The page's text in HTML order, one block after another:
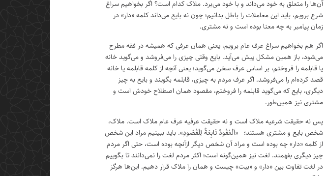
آن‌ها را متعلق به خود می‌داند و با خود می‌برد. ملاک کدام است؟ اگر بخواهیم سراغ
شرع برویم، باید این معاملات را باطل بدانیم؛ چون نه بایع می‌داند کلمه «دار» در
زمان پیامبر به چه معنا بوده است و نه مشتری.
اگر هم بخواهیم سراغ عرف عام برویم، یعنی همان عرفی که همیشه در فقه مطرح
می‌شود، باز همین مشکل پیش می‌آید. بایع وقتی چیزی را می‌فروشد و می‌گوید خانه
یا قابلمه را فروختم، بر اساس عرف سخن می‌گوید؛ یعنی آنچه از کلمه قابلمه یا خانه
قصد کرده‌ام را می‌فروشد. اگر عرف مردم به چیزی، قابلمه بگویند و بایع به چیز
دیگری، بایع که می‌گوید قابلمه را فروختم، مقصود همان اصطلاح خودش است و
مشتری نیز همین‌طور.
پس نه حقیقت شرعیه ملاک است و نه حقیقت عرفیه عرف عام ملاک است. ملاک،
شخص بایع و مشتری هستند؛ «اَلْعُقُودُ تَابِعَةٌ لِلْقُصُودِ». باید ببینیم مراد این شخص
از کلمه «دار» چه بوده است و مراد آن شخص دیگر ازآنچه بوده است، حتی اگر مردم
چیز دیگری بفهمند. لغت نیز همین‌گونه است؛ اکثر مردم لغت را نمی‌دانند تا بگوییم
در لغت تفاوت بین «دار» و «بیت» چیست و همان را ملاک قرار دهیم. این‌ها هرگز